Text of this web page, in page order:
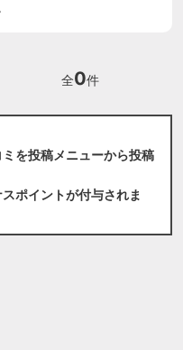
全0件
を投稿メニューから投稿
ポイントが付与されま